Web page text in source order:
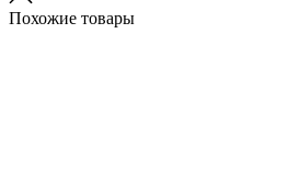
Похожие товары